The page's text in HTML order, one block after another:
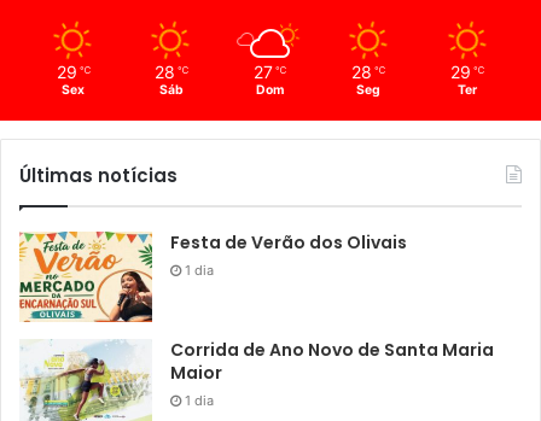
29 ℃
Sex
28 ℃
Sáb
27 ℃
Dom
28 ℃
Seg
29 ℃
Ter
Últimas notícias
Festa de Verão dos Olivais
1 dia
Corrida de Ano Novo de Santa Maria
Maior
1 dia